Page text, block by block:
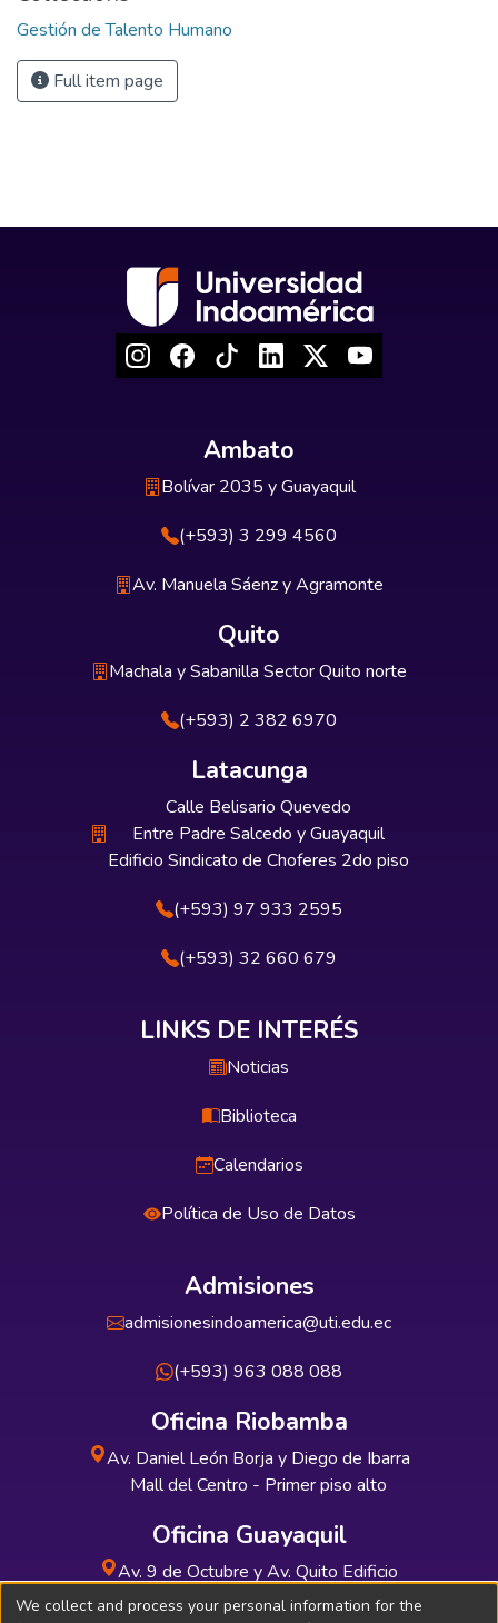
Gestión de Talento Humano
Full item page
Ambato
Bolívar 2035 y Guayaquil
(+593) 3 299 4560
Av. Manuela Sáenz y Agramonte
Quito
Machala y Sabanilla Sector Quito norte
(+593) 2 382 6970
Latacunga
Calle Belisario Quevedo
Entre Padre Salcedo y Guayaquil
Edificio Sindicato de Choferes 2do piso
(+593) 97 933 2595
(+593) 32 660 679
LINKS DE INTERÉS
Noticias
Biblioteca
Calendarios
Política de Uso de Datos
Admisiones
admisionesindoamerica@uti.edu.ec
(+593) 963 088 088
Oficina Riobamba
Av. Daniel León Borja y Diego de Ibarra
Mall del Centro - Primer piso alto
Oficina Guayaquil
Av. 9 de Octubre y Av. Quito Edificio
INDUAUTO - Planta baja
We collect and process your personal information for the